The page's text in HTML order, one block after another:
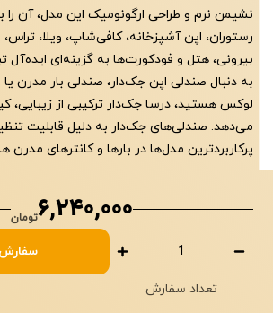
صندلی درسا جک
نشیمن نرم و طراحی ارگونومیک این مدل، آن را
رستوران، اپن آشپزخانه، کافی‌شاپ، ویلا،
بیرونی، هتل و فودکورت‌ها به گزینه‌ای ایده‌آل
به دنبال صندلی اپن جک‌دار، صندلی بار مدرن
لوکس هستید، درسا جک‌دار ترکیبی از زیبایی،
می‌دهد. صندلی‌های جک‌دار به دلیل قابلیت تنظیم
پرکاربردترین مدل‌ها در بارها و کانترهای مدرن
6,240,000تومان
تعداد سفارش